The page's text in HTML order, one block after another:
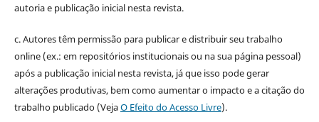
autoria e publicação inicial nesta revista.
c. Autores têm permissão para publicar e distribuir seu trabalho
online (ex.: em repositórios institucionais ou na sua página pessoal)
após a publicação inicial nesta revista, já que isso pode gerar
alterações produtivas, bem como aumentar o impacto e a citação do
trabalho publicado (VejaO Efeito do Acesso Livre).